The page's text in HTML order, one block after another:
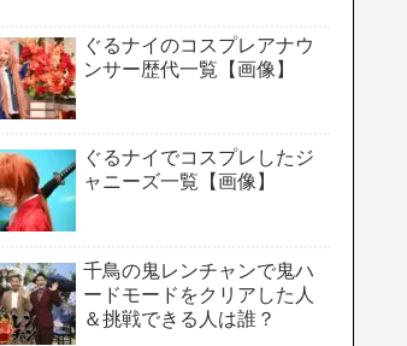
ぐるナイのコスプレアナウ
ンサー歴代一覧【画像】
ぐるナイでコスプレしたジ
ャニーズ一覧【画像】
千鳥の鬼レンチャンで鬼ハ
ードモードをクリアした人
＆挑戦できる人は誰？